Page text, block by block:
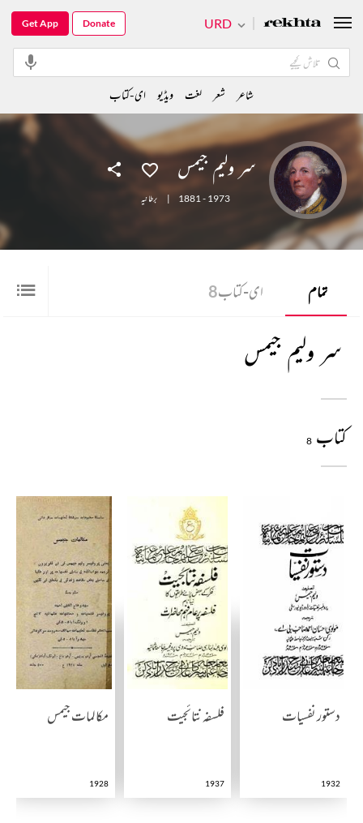
سر ولیم جیمس
1881 - 1973
| برطانیہ
تمام ای-کتاب8
سر ولیم جیمس
کتاب 8
دستور نفسیات
1932
فلسفہ نتائجیت
1937
مکالمات جیمس
1928
URD
Get App Donate
شاعر شعر لغت ویڈیو ای-کتاب